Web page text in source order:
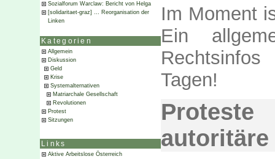
Sozialforum Warclaw: Bericht von Helga
[solidaritaet-graz] … Reorganisation der
Linken
Kategorien
Allgemein
Diskussion
Geld
Krise
Systemalternativen
Matriarchale Gesellschaft
Revolutionen
Protest
Sitzungen
Links
Aktive Arbeitslose Österreich
Im Moment
Ein
Tagen!
Proteste